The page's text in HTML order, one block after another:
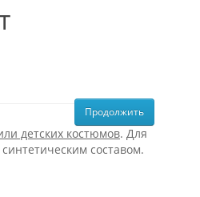
Продолжить
детских костюмов. Для
составом.